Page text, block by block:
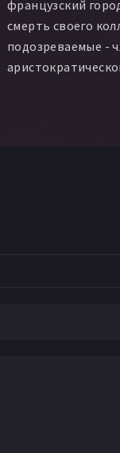
французский
смерть своего
подозреваемые -